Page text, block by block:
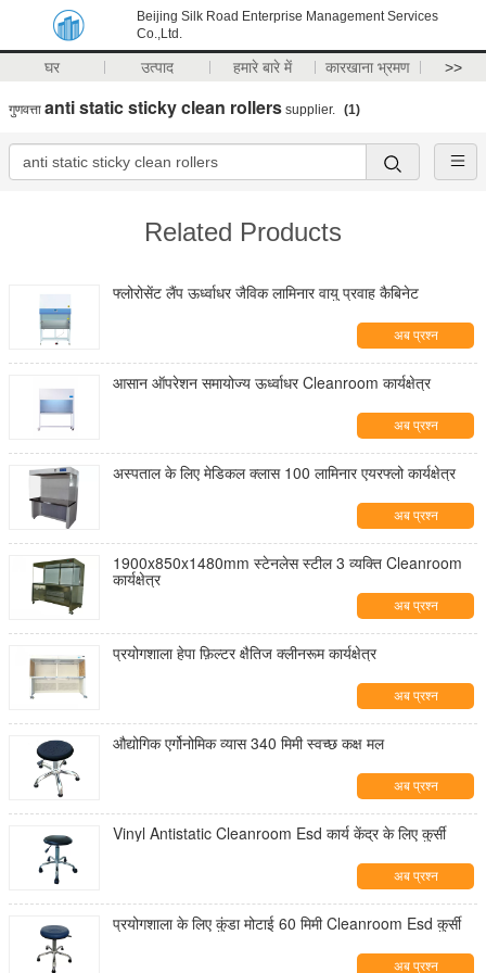
Beijing Silk Road Enterprise Management Services
Co.,Ltd.
घर उत्पाद हमारे बारे में कारखाना भ्रमण >>
गुणवत्ता anti static sticky clean rollers supplier. (1)
Related Products
फ्लोरोसेंट लैंप ऊर्ध्वाधर जैविक लामिनार वायु प्रवाह कैबिनेट
अब प्रश्न
आसान ऑपरेशन समायोज्य ऊर्ध्वाधर Cleanroom कार्यक्षेत्र
अब प्रश्न
अस्पताल के लिए मेडिकल क्लास 100 लामिनार एयरफ्लो कार्यक्षेत्र
अब प्रश्न
1900x850x1480mm स्टेनलेस स्टील 3 व्यक्ति Cleanroom
कार्यक्षेत्र
अब प्रश्न
प्रयोगशाला हेपा फ़िल्टर क्षैतिज क्लीनरूम कार्यक्षेत्र
अब प्रश्न
औद्योगिक एर्गोनोमिक व्यास 340 मिमी स्वच्छ कक्ष मल
अब प्रश्न
Vinyl Antistatic Cleanroom Esd कार्य केंद्र के लिए कुर्सी
अब प्रश्न
प्रयोगशाला के लिए कुंडा मोटाई 60 मिमी Cleanroom Esd कुर्सी
अब प्रश्न